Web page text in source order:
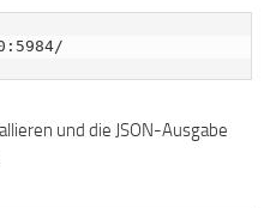
und die JSON-Ausgabe